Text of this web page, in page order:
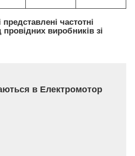
частотні
виробників зі
в Електромотор